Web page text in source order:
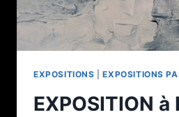
EXPOSITIONS |EXPOSITIONS
EXPOSITION à